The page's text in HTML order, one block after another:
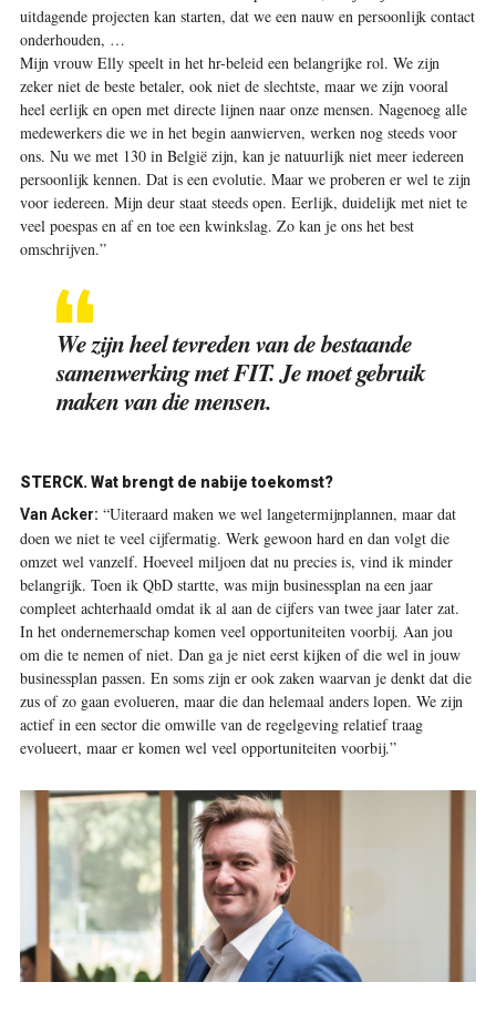
uitdagende projecten kan starten, dat we een nauw en persoonlijk contact
onderhouden, …
Mijn vrouw Elly speelt in het hr-beleid een belangrijke rol. We zijn
zeker niet de beste betaler, ook niet de slechtste, maar we zijn vooral
heel eerlijk en open met directe lijnen naar onze mensen. Nagenoeg alle
medewerkers die we in het begin aanwierven, werken nog steeds voor
ons. Nu we met 130 in België zijn, kan je natuurlijk niet meer iedereen
persoonlijk kennen. Dat is een evolutie. Maar we proberen er wel te zijn
voor iedereen. Mijn deur staat steeds open. Eerlijk, duidelijk met niet te
veel poespas en af en toe een kwinkslag. Zo kan je ons het best
omschrijven.”
We zijn heel tevreden van de bestaande
samenwerking met FIT. Je moet gebruik
maken van die mensen.
STERCK. Wat brengt de nabije toekomst?
Van Acker: “Uiteraard maken we wel langetermijnplannen, maar dat
doen we niet te veel cijfermatig. Werk gewoon hard en dan volgt die
omzet wel vanzelf. Hoeveel miljoen dat nu precies is, vind ik minder
belangrijk. Toen ik QbD startte, was mijn businessplan na een jaar
compleet achterhaald omdat ik al aan de cijfers van twee jaar later zat.
In het ondernemerschap komen veel opportuniteiten voorbij. Aan jou
om die te nemen of niet. Dan ga je niet eerst kijken of die wel in jouw
businessplan passen. En soms zijn er ook zaken waarvan je denkt dat die
zus of zo gaan evolueren, maar die dan helemaal anders lopen. We zijn
actief in een sector die omwille van de regelgeving relatief traag
evolueert, maar er komen wel veel opportuniteiten voorbij.”